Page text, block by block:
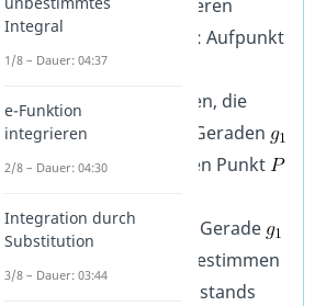
der Geraden definieren
(einfachste Lösung: Aufpunkt
von
)
Hilfsebene aufstellen, die
senkrecht auf den Geraden
und
steht und den Punkt
Schnittpunkt
der Gerade
bestimmen
Berechnung des Abstands
Integral
1/8 – Dauer: 04:37
e-Funktion
integrieren
2/8 – Dauer: 04:30
Integration durch
Substitution
3/8 – Dauer: 03:44